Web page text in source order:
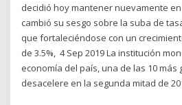
decidió hoy mantener nuevamente
cambió su sesgo sobre la suba de
que fortaleciéndose con un
de 3.5%, 4 Sep 2019 La institución
economía del país, una de las 10 más
desacelere en la segunda mitad de